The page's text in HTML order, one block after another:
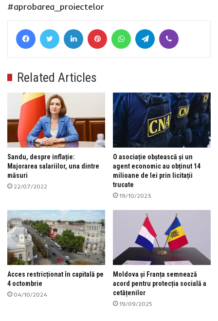
#aprobarea_proiectelor
FacebookTwitter LinkedIn Pinterest WhatsAppTelegram
Related Articles
Sandu, despre inflație:
Majorarea salariilor, una dintre
măsuri
22/07/2022
O asociație obștească și un
agent economic au obținut 14
milioane de lei prin licitații
trucate
19/10/2023
Acces restricționat în capitală pe
4 octombrie
04/10/2024
Moldova și Franța semnează
acord pentru protecția socială a
cetățenilor
19/09/2025